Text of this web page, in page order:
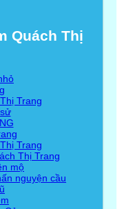
Quách Thị
Trang
Trang
Thị Trang
mộ
nguyện cầu